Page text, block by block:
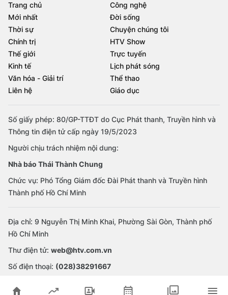
Trang chủ
Công nghệ
Mới nhất
Đời sống
Thời sự
Chuyện chúng tôi
Chính trị
HTV Show
Thế giới
Trực tuyến
Kinh tế
Lịch phát sóng
Văn hóa - Giải trí
Thể thao
Liên hệ
Giáo dục
Số giấy phép: 80/GP-TTĐT do Cục Phát thanh, Truyền hình và
Thông tin điện tử cấp ngày 19/5/2023
Người chịu trách nhiệm nội dung:
Nhà báo Thái Thành Chung
Chức vụ: Phó Tổng Giám đốc Đài Phát thanh và Truyền hình
Thành phố Hồ Chí Minh
Địa chỉ: 9 Nguyễn Thị Minh Khai, Phường Sài Gòn, Thành phố
Hồ Chí Minh
Thư điện tử: web@htv.com.vn
Số điện thoại: (028)38291667